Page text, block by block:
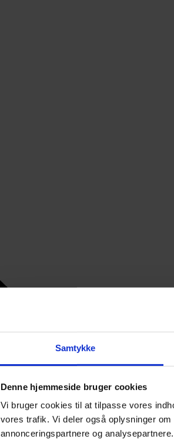
Samtykke
Denne hjemmeside bruger cookies
Vi bruger cookies til at tilpasse vores
vores trafik. Vi deler også oplysninger
annonceringspartnere og